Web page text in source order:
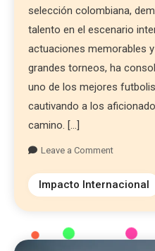
selección colombiana,
talento en el escenario
actuaciones memorables
grandes torneos, ha
uno de los mejores
cautivando a los
camino. […]
Leave a Comment
Impacto Internacional